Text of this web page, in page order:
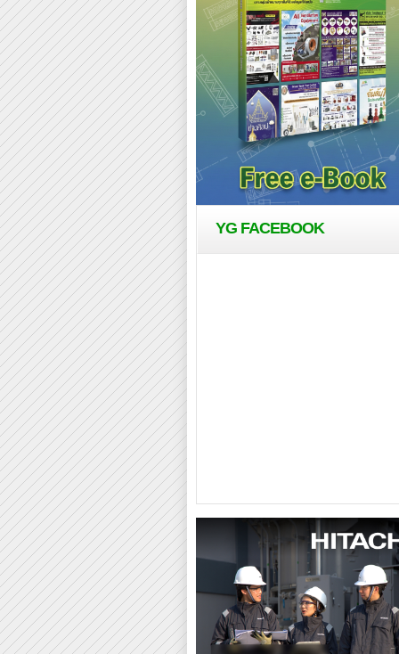
YG FACEBOOK